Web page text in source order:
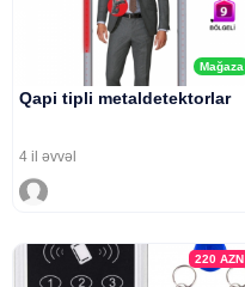
Mağaza
Qapi tipli metaldetektorlar
4 il əvvəl
220AZN